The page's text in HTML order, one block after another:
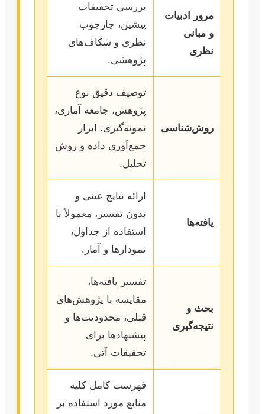
مرور ادبیات
و مبانی
نظری
بررسی تحقیقات
پیشین، چارچوب
نظری و شکاف‌های
پژوهشی.
روش‌شناسی
توصیف دقیق نوع
پژوهش، جامعه آماری،
نمونه‌گیری، ابزار
جمع‌آوری داده و روش
تحلیل.
یافته‌ها
ارائه نتایج عینی و
بدون تفسیر، معمولاً با
استفاده از جداول،
نمودارها و آمار.
بحث و
نتیجه‌گیری
تفسیر یافته‌ها،
مقایسه با پژوهش‌های
قبلی، محدودیت‌ها و
پیشنهادها برای
تحقیقات آتی.
فهرست کامل کلیه
منابع مورد استفاده بر